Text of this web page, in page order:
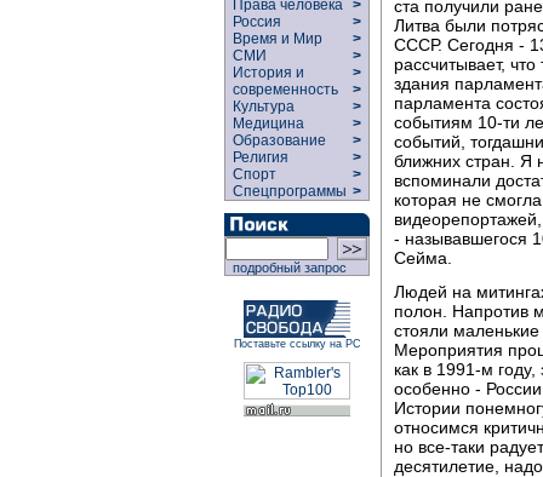
Права человека >
Россия
>
Время и Мир
>
СМИ
>
История и
современность
>
>
Культура
>
Медицина
>
Образование
>
Религия
>
Спорт
>
Спецпрограммы >
подробный запрос
Поставьте ссылку на РС
ста получили
Литва были
СССР. Сегодня -
рассчитывает,
здания
парламента
событиям 10-ти
событий,
ближних стран. Я
вспоминали
которая не
- называвшегося
Сейма.
Людей на
полон. Напротив
стояли
Мероприятия
как в 1991-м
особенно -
Истории
относимся
но все-таки
десятилетие,